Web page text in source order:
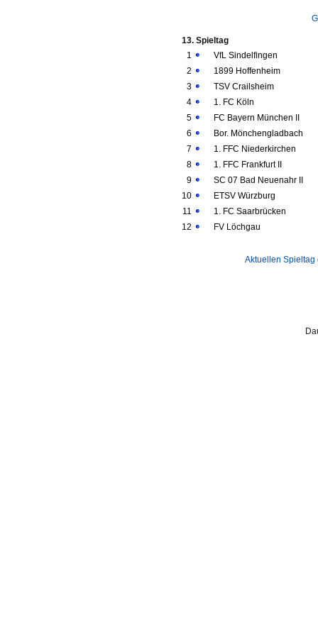
13. Spieltag
1
VfL Sindelfingen
2
1899 Hoffenheim
3
TSV Crailsheim
4
1. FC Köln
5
FC Bayern München II
6
Bor. Mönchengladbach
7
1. FFC Niederkirchen
8
1. FFC Frankfurt II
9
SC 07 Bad Neuenahr II
10
ETSV Würzburg
11
1. FC Saarbrücken
12
FV Löchgau
Aktuellen Spieltag